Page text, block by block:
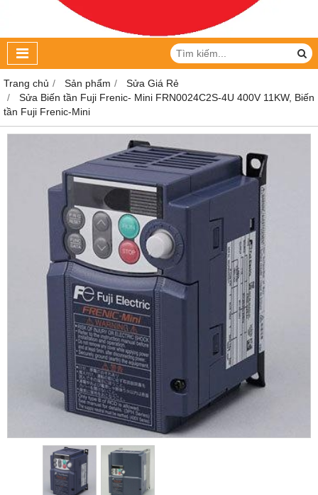
Trang chủ Sản phẩm
Sửa Giá Rẻ
Sửa Biến tần Fuji Frenic- Mini FRN0024C2S-4U 400V 11KW, Biến
tần Fuji Frenic-Mini